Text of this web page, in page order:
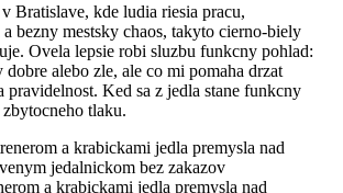
Bratislave, kde ludia riesia pracu,
a bezny mestsky chaos, takyto cierno-biely
Ovela lepsie robi sluzbu funkcny pohlad:
alebo zle, ale co mi pomaha drzat
pravidelnost. Ked sa z jedla stane funkcny
tlaku.
a krabickami jedla premysla nad